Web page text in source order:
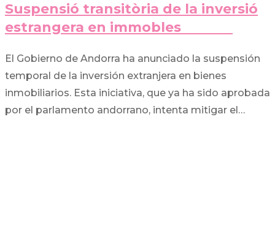
Suspensió transitòria de la inversió
estrangera en immobles
El Gobierno de Andorra ha anunciado la suspensión
temporal de la inversión extranjera en bienes
inmobiliarios. Esta iniciativa, que ya ha sido aprobada
por el parlamento andorrano, intenta mitigar el…